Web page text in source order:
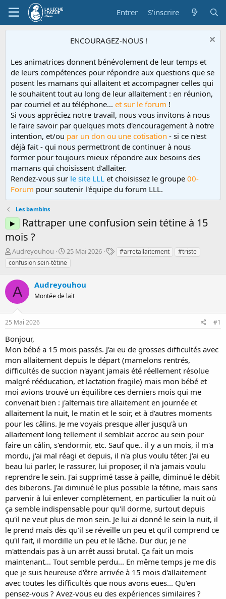
Entrer S'inscrire
ENCOURAGEZ-NOUS !
Les animatrices donnent bénévolement de leur temps et
de leurs compétences pour répondre aux questions que se
posent les mamans qui allaitent et accompagner celles qui
le souhaitent tout au long de leur allaitement : en réunion,
par courriel et au téléphone... et sur le forum !
Si vous appréciez notre travail, nous vous invitons à nous
le faire savoir par quelques mots d'encouragement à notre
intention, et/ou par un don ou une cotisation - si ce n'est
déjà fait - qui nous permettront de continuer à nous
former pour toujours mieux répondre aux besoins des
mamans qui choisissent d'allaiter.
Rendez-vous sur le site LLL et choisissez le groupe 00-
Forum pour soutenir l'équipe du forum LLL.
Les bambins
►
Rattraper une confusion sein tétine à 15
mois ?
D
é
m
a
r
é
e
p
r
Audreyouhou
D
a
t
d
e
é
25 Mai 2026
T#arretallaitement
#triste
confusion sein-tétine
A Audreyouhou
Montée de lait
25 Mai 2026 #1
Bonjour,
Mon bébé a 15 mois passés. J'ai eu de grosses difficultés avec
mon allaitement depuis le départ (mamelons rentrés,
difficultés de succion n'ayant jamais été réellement résolue
malgré rééducation, et lactation fragile) mais mon bébé et
moi avions trouvé un équilibre ces derniers mois qui me
convenait bien : j'alternais tire allaitement en journée et
allaitement la nuit, le matin et le soir, et à d'autres moments
pour les câlins. Je me voyais presque aller jusqu'à un
allaitement long tellement il semblait accroc au sein pour
faire un câlin, s'endormir, etc. Sauf que.. il y a un mois, il m'a
mordu, j'ai mal réagi et depuis, il n'a plus voulu téter. J'ai eu
beau lui parler, le rassurer, lui proposer, il n'a jamais voulu
reprendre le sein. J'ai supprimé tasse à paille, diminué le débit
des biberons. J'ai diminué le plus possible la tétine, mais sans
parvenir à lui enlever complètement, en particulier la nuit où
ça semble indispensable pour qu'il dorme, surtout depuis
qu'il ne veut plus de mon sein. Je lui ai donné le sein la nuit, il
le prend mais dès qu'il se réveille un peu et qu'il comprend ce
qu'il fait, il mordille un peu et le lâche. Dur dur, je ne
m'attendais pas à un arrêt aussi brutal. Ça fait un mois
maintenant... Tout semble perdu... En même temps je me dis
que je suis heureuse d'être arrivée à 15 mois d'allaitement
avec toutes les difficultés que nous avons eues... Qu'en
pensez-vous ? Avez-vous eu des expériences similaires ?